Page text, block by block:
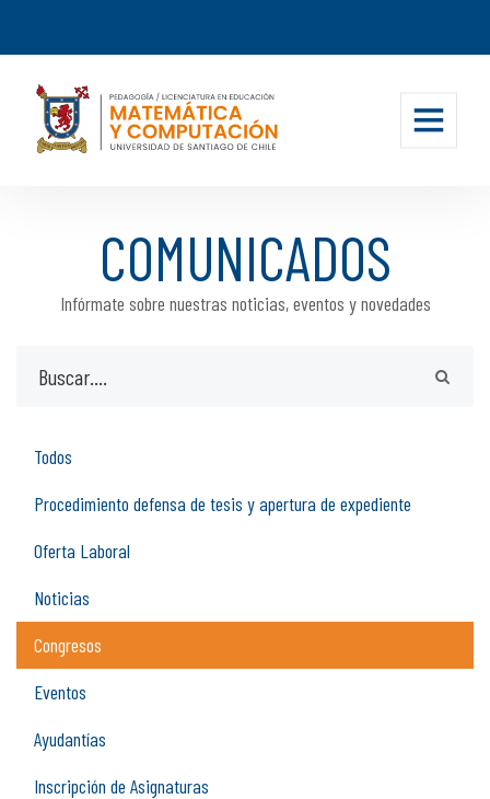
COMUNICADOS
Infórmate sobre nuestras noticias, eventos y novedades
Todos
Procedimiento defensa de tesis y apertura de expediente
Oferta Laboral
Noticias
Congresos
Eventos
Ayudantías
Inscripción de Asignaturas